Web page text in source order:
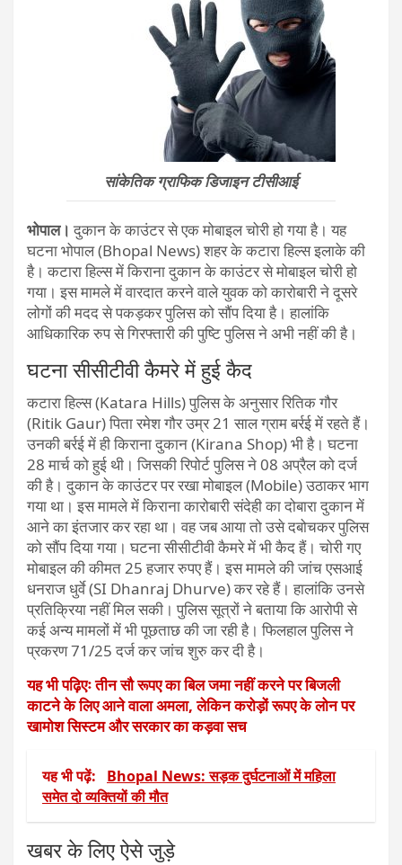
सांकेतिक ग्राफिक डिजाइन टीसीआई
भोपाल। दुकान के काउंटर से एक मोबाइल चोरी हो गया है। यह
घटना भोपाल (Bhopal News) शहर के कटारा हिल्स इलाके की
है। कटारा हिल्स में किराना दुकान के काउंटर से मोबाइल चोरी हो
गया। इस मामले में वारदात करने वाले युवक को कारोबारी ने दूसरे
लोगों की मदद से पकड़कर पुलिस को सौंप दिया है। हालांकि
आधिकारिक रुप से गिरफ्तारी की पुष्टि पुलिस ने अभी नहीं की है।
घटना सीसीटीवी कैमरे में हुई कैद
कटारा हिल्स (Katara Hills) पुलिस के अनुसार रितिक गौर
(Ritik Gaur) पिता रमेश गौर उम्र 21 साल ग्राम बर्रई में रहते हैं।
उनकी बर्रई में ही किराना दुकान (Kirana Shop) भी है। घटना
28 मार्च को हुई थी। जिसकी रिपोर्ट पुलिस ने 08 अप्रैल को दर्ज
की है। दुकान के काउंटर पर रखा मोबाइल (Mobile) उठाकर भाग
गया था। इस मामले में किराना कारोबारी संदेही का दोबारा दुकान में
आने का इंतजार कर रहा था। वह जब आया तो उसे दबोचकर पुलिस
को सौंप दिया गया। घटना सीसीटीवी कैमरे में भी कैद हैं। चोरी गए
मोबाइल की कीमत 25 हजार रुपए हैं। इस मामले की जांच एसआई
धनराज धुर्वे (SI Dhanraj Dhurve) कर रहे हैं। हालांकि उनसे
प्रतिक्रिया नहीं मिल सकी। पुलिस सूत्रों ने बताया कि आरोपी से
कई अन्य मामलों में भी पूछताछ की जा रही है। फिलहाल पुलिस ने
प्रकरण 71/25 दर्ज कर जांच शुरु कर दी है।
यह भी पढ़िएः तीन सौ रूपए का बिल जमा नहीं करने पर बिजली
काटने के लिए आने वाला अमला, लेकिन करोड़ों रूपए के लोन पर
खामोश सिस्टम और सरकार का कड़वा सच
यह भी पढ़ें:
Bhopal News: सड़क दुर्घटनाओं में महिला
समेत दो व्यक्तियों की मौत
खबर के लिए ऐसे जुड़े